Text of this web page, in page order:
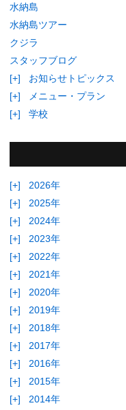
水納島
水納島ツアー
クジラ
スタッフブログ
[+]
お知らせトピックス
[+]
メニュー・プラン
[+]
学校
[+]
2026年
[+]
2025年
[+]
2024年
[+]
2023年
[+]
2022年
[+]
2021年
[+]
2020年
[+]
2019年
[+]
2018年
[+]
2017年
[+]
2016年
[+]
2015年
[+]
2014年